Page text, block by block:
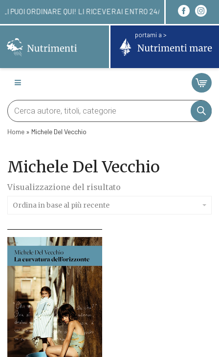
LI PUOI ORDINARE QUI! LI RICEVERAI
portami a >
Products
search
Home » Michele Del Vecchio
Michele Del Vecchio
Visualizzazione del risultato
Ordina in base al più recente